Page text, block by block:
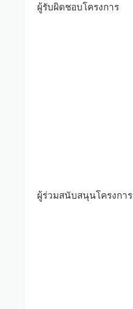
ผู้รับผิดชอบโครงการ
ผู้ร่วมสนับสนุนโครงการ